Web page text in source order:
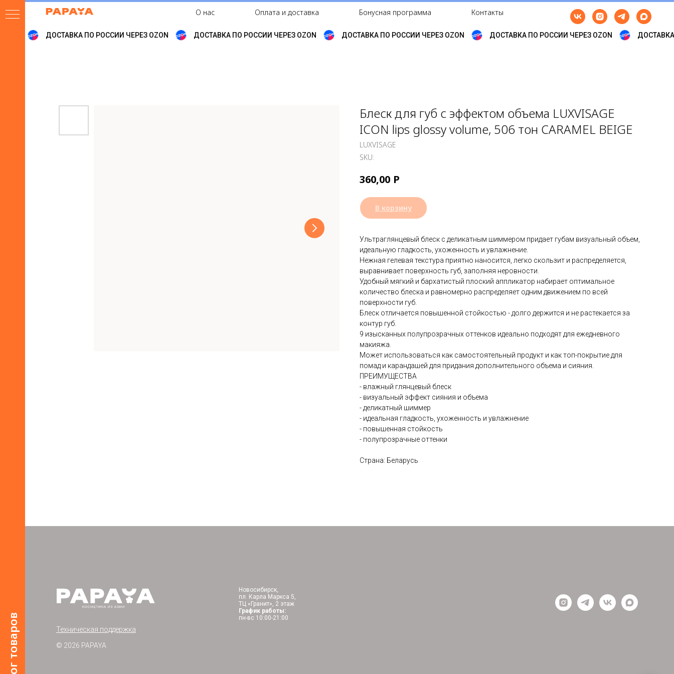
О нас Оплата и доставка Бонусная программа Контакты
ДОСТАВКА ПО РОССИИ ЧЕРЕЗ OZON ДОСТАВКА ПО РОССИИ ЧЕРЕЗ OZON ДОСТАВКА ПО РОССИИ ЧЕРЕЗ OZON ДОСТАВКА ПО РОССИИ ЧЕРЕЗ OZON ДОСТАВКА
Блеск для губ с эффектом объема LUXVISAGE
ICON lips glossy volume, 506 тон CARAMEL BEIGE
LUXVISAGE
SKU:
360,00 Р
В корзину
Ультраглянцевый блеск с деликатным шиммером придает губам визуальный объем,
идеальную гладкость, ухоженность и увлажнение.
Нежная гелевая текстура приятно наносится, легко скользит и распределяется,
выравнивает поверхность губ, заполняя неровности.
Удобный мягкий и бархатистый плоский аппликатор набирает оптимальное
количество блеска и равномерно распределяет одним движением по всей
поверхности губ.
Блеск отличается повышенной стойкостью - долго держится и не растекается за
контур губ.
9 изысканных полупрозрачных оттенков идеально подходят для ежедневного
макияжа.
Может использоваться как самостоятельный продукт и как топ-покрытие для
помад и карандашей для придания дополнительного объема и сияния.
ПРЕИМУЩЕСТВА
- влажный глянцевый блеск
- визуальный эффект сияния и объема
- деликатный шиммер
- идеальная гладкость, ухоженность и увлажнение
- повышенная стойкость
- полупрозрачные оттенки
Страна: Беларусь
Техническая поддержка
© 2026 PAPAYA
Новосибирск,
пл. Карла Маркса 5,
ТЦ «Гранит», 2 этаж
График работы:
пн-вс 10:00-21:00